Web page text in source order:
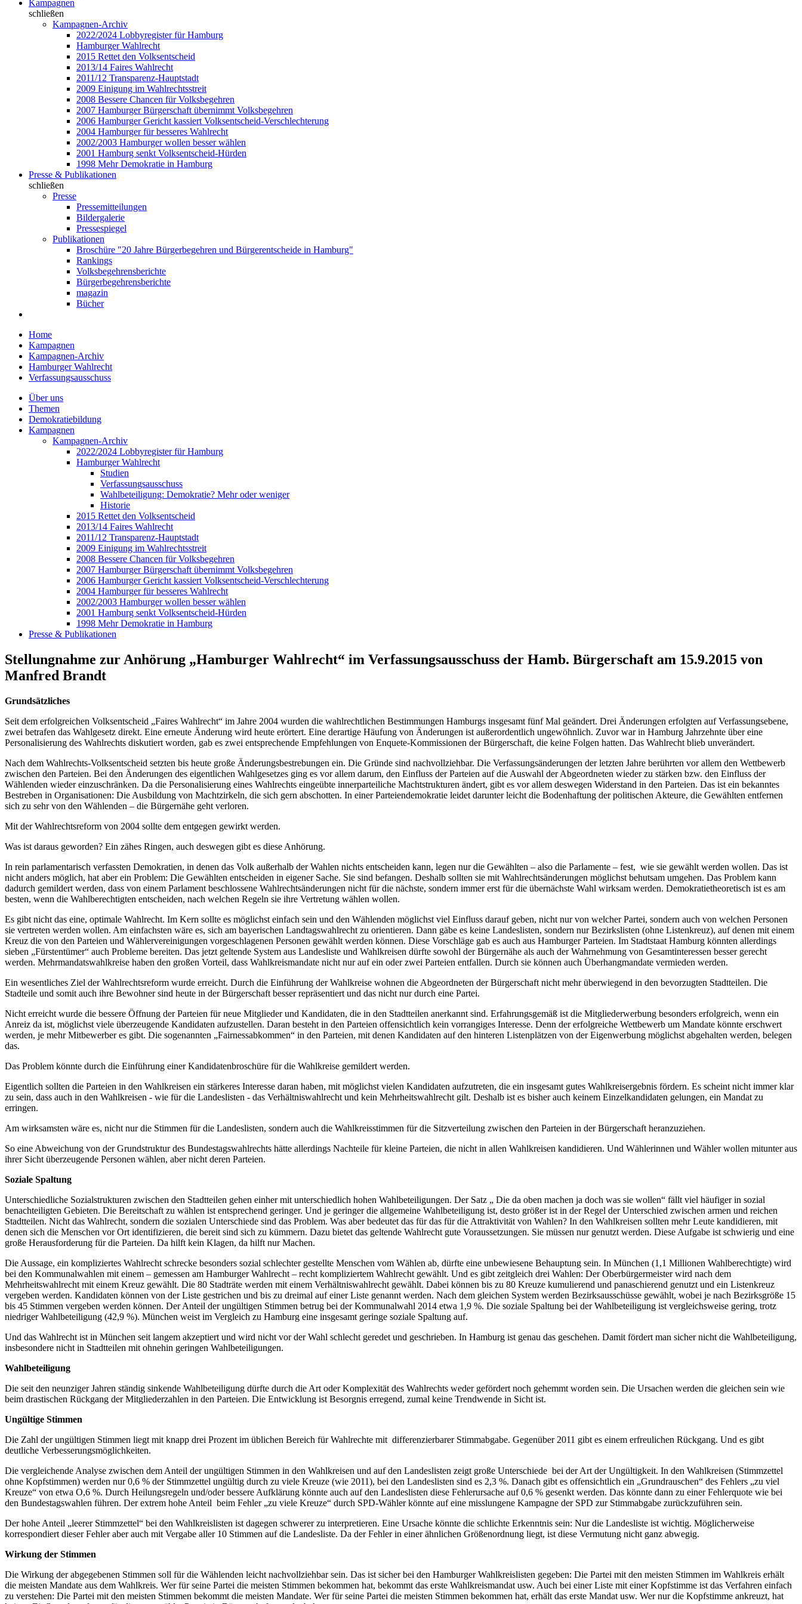
Kampagnen
schließen
Kampagnen-Archiv
2022/2024 Lobbyregister für Hamburg
Hamburger Wahlrecht
2015 Rettet den Volksentscheid
2013/14 Faires Wahlrecht
2011/12 Transparenz-Hauptstadt
2009 Einigung im Wahlrechtsstreit
2008 Bessere Chancen für Volksbegehren
2007 Hamburger Bürgerschaft übernimmt Volksbegehren
2006 Hamburger Gericht kassiert Volksentscheid-Verschlechterung
2004 Hamburger für besseres Wahlrecht
2002/2003 Hamburger wollen besser wählen
2001 Hamburg senkt Volksentscheid-Hürden
1998 Mehr Demokratie in Hamburg
Presse & Publikationen
schließen
Presse
Pressemitteilungen
Bildergalerie
Pressespiegel
Publikationen
Broschüre "20 Jahre Bürgerbegehren und Bürgerentscheide in Hamburg"
Rankings
Volksbegehrensberichte
Bürgerbegehrensberichte
magazin
Bücher
Home
Kampagnen
Kampagnen-Archiv
Hamburger Wahlrecht
Verfassungsausschuss
Über uns
Themen
Demokratiebildung
Kampagnen
Kampagnen-Archiv
2022/2024 Lobbyregister für Hamburg
Hamburger Wahlrecht
Studien
Verfassungsausschuss
Wahlbeteiligung: Demokratie? Mehr oder weniger
Historie
2015 Rettet den Volksentscheid
2013/14 Faires Wahlrecht
2011/12 Transparenz-Hauptstadt
2009 Einigung im Wahlrechtsstreit
2008 Bessere Chancen für Volksbegehren
2007 Hamburger Bürgerschaft übernimmt Volksbegehren
2006 Hamburger Gericht kassiert Volksentscheid-Verschlechterung
2004 Hamburger für besseres Wahlrecht
2002/2003 Hamburger wollen besser wählen
2001 Hamburg senkt Volksentscheid-Hürden
1998 Mehr Demokratie in Hamburg
Presse & Publikationen
Stellungnahme zur Anhörung „Hamburger Wahlrecht“ im Verfassungsausschuss der Hamb. Bürgerschaft am 15.9.2015 von
Manfred Brandt
Grundsätzliches
Seit dem erfolgreichen Volksentscheid „Faires Wahlrecht“ im Jahre 2004 wurden die wahlrechtlichen Bestimmungen Hamburgs insgesamt fünf Mal geändert. Drei Änderungen erfolgten auf Verfassungsebene,
zwei betrafen das Wahlgesetz direkt. Eine erneute Änderung wird heute erörtert. Eine derartige Häufung von Änderungen ist außerordentlich ungewöhnlich. Zuvor war in Hamburg Jahrzehnte über eine
Personalisierung des Wahlrechts diskutiert worden, gab es zwei entsprechende Empfehlungen von Enquete-Kommissionen der Bürgerschaft, die keine Folgen hatten. Das Wahlrecht blieb unverändert.
Nach dem Wahlrechts-Volksentscheid setzten bis heute große Änderungsbestrebungen ein. Die Gründe sind nachvollziehbar. Die Verfassungsänderungen der letzten Jahre berührten vor allem den Wettbewerb
zwischen den Parteien. Bei den Änderungen des eigentlichen Wahlgesetzes ging es vor allem darum, den Einfluss der Parteien auf die Auswahl der Abgeordneten wieder zu stärken bzw. den Einfluss der
Wählenden wieder einzuschränken. Da die Personalisierung eines Wahlrechts eingeübte innerparteiliche Machtstrukturen ändert, gibt es vor allem deswegen Widerstand in den Parteien. Das ist ein bekanntes
Bestreben in Organisationen: Die Ausbildung von Machtzirkeln, die sich gern abschotten. In einer Parteiendemokratie leidet darunter leicht die Bodenhaftung der politischen Akteure, die Gewählten entfernen
sich zu sehr von den Wählenden – die Bürgernähe geht verloren.
Mit der Wahlrechtsreform von 2004 sollte dem entgegen gewirkt werden.
Was ist daraus geworden? Ein zähes Ringen, auch deswegen gibt es diese Anhörung.
In rein parlamentarisch verfassten Demokratien, in denen das Volk außerhalb der Wahlen nichts entscheiden kann, legen nur die Gewählten – also die Parlamente – fest, wie sie gewählt werden wollen. Das ist
nicht anders möglich, hat aber ein Problem: Die Gewählten entscheiden in eigener Sache. Sie sind befangen. Deshalb sollten sie mit Wahlrechtsänderungen möglichst behutsam umgehen. Das Problem kann
dadurch gemildert werden, dass von einem Parlament beschlossene Wahlrechtsänderungen nicht für die nächste, sondern immer erst für die übernächste Wahl wirksam werden. Demokratietheoretisch ist es am
besten, wenn die Wahlberechtigten entscheiden, nach welchen Regeln sie ihre Vertretung wählen wollen.
Es gibt nicht das eine, optimale Wahlrecht. Im Kern sollte es möglichst einfach sein und den Wählenden möglichst viel Einfluss darauf geben, nicht nur von welcher Partei, sondern auch von welchen Personen
sie vertreten werden wollen. Am einfachsten wäre es, sich am bayerischen Landtagswahlrecht zu orientieren. Dann gäbe es keine Landeslisten, sondern nur Bezirkslisten (ohne Listenkreuz), auf denen mit einem
Kreuz die von den Parteien und Wählervereinigungen vorgeschlagenen Personen gewählt werden können. Diese Vorschläge gab es auch aus Hamburger Parteien. Im Stadtstaat Hamburg könnten allerdings
sieben „Fürstentümer“ auch Probleme bereiten. Das jetzt geltende System aus Landesliste und Wahlkreisen dürfte sowohl der Bürgernähe als auch der Wahrnehmung von Gesamtinteressen besser gerecht
werden. Mehrmandatswahlkreise haben den großen Vorteil, dass Wahlkreismandate nicht nur auf ein oder zwei Parteien entfallen. Durch sie können auch Überhangmandate vermieden werden.
Ein wesentliches Ziel der Wahlrechtsreform wurde erreicht. Durch die Einführung der Wahlkreise wohnen die Abgeordneten der Bürgerschaft nicht mehr überwiegend in den bevorzugten Stadtteilen. Die
Stadteile und somit auch ihre Bewohner sind heute in der Bürgerschaft besser repräsentiert und das nicht nur durch eine Partei.
Nicht erreicht wurde die bessere Öffnung der Parteien für neue Mitglieder und Kandidaten, die in den Stadtteilen anerkannt sind. Erfahrungsgemäß ist die Mitgliederwerbung besonders erfolgreich, wenn ein
Anreiz da ist, möglichst viele überzeugende Kandidaten aufzustellen. Daran besteht in den Parteien offensichtlich kein vorrangiges Interesse. Denn der erfolgreiche Wettbewerb um Mandate könnte erschwert
werden, je mehr Mitbewerber es gibt. Die sogenannten „Fairnessabkommen“ in den Parteien, mit denen Kandidaten auf den hinteren Listenplätzen von der Eigenwerbung möglichst abgehalten werden, belegen
das.
Das Problem könnte durch die Einführung einer Kandidatenbroschüre für die Wahlkreise gemildert werden.
Eigentlich sollten die Parteien in den Wahlkreisen ein stärkeres Interesse daran haben, mit möglichst vielen Kandidaten aufzutreten, die ein insgesamt gutes Wahlkreisergebnis fördern. Es scheint nicht immer klar
zu sein, dass auch in den Wahlkreisen - wie für die Landeslisten - das Verhältniswahlrecht und kein Mehrheitswahlrecht gilt. Deshalb ist es bisher auch keinem Einzelkandidaten gelungen, ein Mandat zu
erringen.
Am wirksamsten wäre es, nicht nur die Stimmen für die Landeslisten, sondern auch die Wahlkreisstimmen für die Sitzverteilung zwischen den Parteien in der Bürgerschaft heranzuziehen.
So eine Abweichung von der Grundstruktur des Bundestagswahlrechts hätte allerdings Nachteile für kleine Parteien, die nicht in allen Wahlkreisen kandidieren. Und Wählerinnen und Wähler wollen mitunter aus
ihrer Sicht überzeugende Personen wählen, aber nicht deren Parteien.
Soziale Spaltung
Unterschiedliche Sozialstrukturen zwischen den Stadtteilen gehen einher mit unterschiedlich hohen Wahlbeteiligungen. Der Satz „ Die da oben machen ja doch was sie wollen“ fällt viel häufiger in sozial
benachteiligten Gebieten. Die Bereitschaft zu wählen ist entsprechend geringer. Und je geringer die allgemeine Wahlbeteiligung ist, desto größer ist in der Regel der Unterschied zwischen armen und reichen
Stadtteilen. Nicht das Wahlrecht, sondern die sozialen Unterschiede sind das Problem. Was aber bedeutet das für das für die Attraktivität von Wahlen? In den Wahlkreisen sollten mehr Leute kandidieren, mit
denen sich die Menschen vor Ort identifizieren, die bereit sind sich zu kümmern. Dazu bietet das geltende Wahlrecht gute Voraussetzungen. Sie müssen nur genutzt werden. Diese Aufgabe ist schwierig und eine
große Herausforderung für die Parteien. Da hilft kein Klagen, da hilft nur Machen.
Die Aussage, ein kompliziertes Wahlrecht schrecke besonders sozial schlechter gestellte Menschen vom Wählen ab, dürfte eine unbewiesene Behauptung sein. In München (1,1 Millionen Wahlberechtigte) wird
bei den Kommunalwahlen mit einem – gemessen am Hamburger Wahlrecht – recht kompliziertem Wahlrecht gewählt. Und es gibt zeitgleich drei Wahlen: Der Oberbürgermeister wird nach dem
Mehrheitswahlrecht mit einem Kreuz gewählt. Die 80 Stadträte werden mit einem Verhältniswahlrecht gewählt. Dabei können bis zu 80 Kreuze kumulierend und panaschierend genutzt und ein Listenkreuz
vergeben werden. Kandidaten können von der Liste gestrichen und bis zu dreimal auf einer Liste genannt werden. Nach dem gleichen System werden Bezirksausschüsse gewählt, wobei je nach Bezirksgröße 15
bis 45 Stimmen vergeben werden können. Der Anteil der ungültigen Stimmen betrug bei der Kommunalwahl 2014 etwa 1,9 %. Die soziale Spaltung bei der Wahlbeteiligung ist vergleichsweise gering, trotz
niedriger Wahlbeteiligung (42,9 %). München weist im Vergleich zu Hamburg eine insgesamt geringe soziale Spaltung auf.
Und das Wahlrecht ist in München seit langem akzeptiert und wird nicht vor der Wahl schlecht geredet und geschrieben. In Hamburg ist genau das geschehen. Damit fördert man sicher nicht die Wahlbeteiligung,
insbesondere nicht in Stadtteilen mit ohnehin geringen Wahlbeteiligungen.
Wahlbeteiligung
Die seit den neunziger Jahren ständig sinkende Wahlbeteiligung dürfte durch die Art oder Komplexität des Wahlrechts weder gefördert noch gehemmt worden sein. Die Ursachen werden die gleichen sein wie
beim drastischen Rückgang der Mitgliederzahlen in den Parteien. Die Entwicklung ist Besorgnis erregend, zumal keine Trendwende in Sicht ist.
Ungültige Stimmen
Die Zahl der ungültigen Stimmen liegt mit knapp drei Prozent im üblichen Bereich für Wahlrechte mit differenzierbarer Stimmabgabe. Gegenüber 2011 gibt es einem erfreulichen Rückgang. Und es gibt
deutliche Verbesserungsmöglichkeiten.
Die vergleichende Analyse zwischen dem Anteil der ungültigen Stimmen in den Wahlkreisen und auf den Landeslisten zeigt große Unterschiede bei der Art der Ungültigkeit. In den Wahlkreisen (Stimmzettel
ohne Kopfstimmen) werden nur 0,6 % der Stimmzettel ungültig durch zu viele Kreuze (wie 2011), bei den Landeslisten sind es 2,3 %. Danach gibt es offensichtlich ein „Grundrauschen“ des Fehlers „zu viel
Kreuze“ von etwa O,6 %. Durch Heilungsregeln und/oder bessere Aufklärung könnte auch auf den Landeslisten diese Fehlerursache auf 0,6 % gesenkt werden. Das könnte dann zu einer Fehlerquote wie bei
den Bundestagswahlen führen. Der extrem hohe Anteil beim Fehler „zu viele Kreuze“ durch SPD-Wähler könnte auf eine misslungene Kampagne der SPD zur Stimmabgabe zurückzuführen sein.
Der hohe Anteil „leerer Stimmzettel“ bei den Wahlkreislisten ist dagegen schwerer zu interpretieren. Eine Ursache könnte die schlichte Erkenntnis sein: Nur die Landesliste ist wichtig. Möglicherweise
korrespondiert dieser Fehler aber auch mit Vergabe aller 10 Stimmen auf die Landesliste. Da der Fehler in einer ähnlichen Größenordnung liegt, ist diese Vermutung nicht ganz abwegig.
Wirkung der Stimmen
Die Wirkung der abgegebenen Stimmen soll für die Wählenden leicht nachvollziehbar sein. Das ist sicher bei den Hamburger Wahlkreislisten gegeben: Die Partei mit den meisten Stimmen im Wahlkreis erhält
die meisten Mandate aus dem Wahlkreis. Wer für seine Partei die meisten Stimmen bekommen hat, bekommt das erste Wahlkreismandat usw. Auch bei einer Liste mit einer Kopfstimme ist das Verfahren einfach
zu verstehen: Die Partei mit den meisten Stimmen bekommt die meisten Mandate. Wer für seine Partei die meisten Stimmen bekommen hat, erhält das erste Mandat usw. Wer nur die Kopfstimme ankreuzt, hat